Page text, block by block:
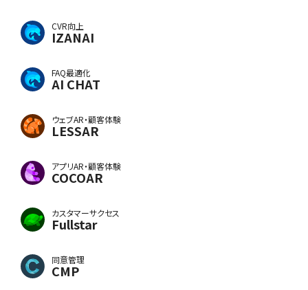
CVR向上
IZANAI
FAQ最適化
AI CHAT
ウェブAR・顧客体験
LESSAR
アプリAR・顧客体験
COCOAR
カスタマーサクセス
Fullstar
同意管理
CMP